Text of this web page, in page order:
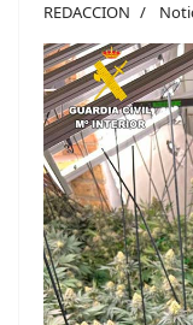
REDACCION